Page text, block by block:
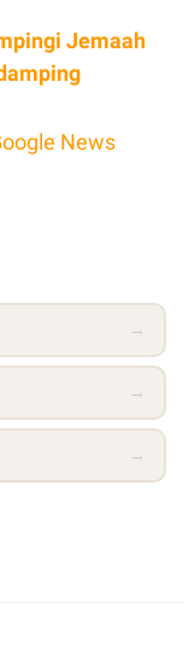
Jemaah
News
→
→
→